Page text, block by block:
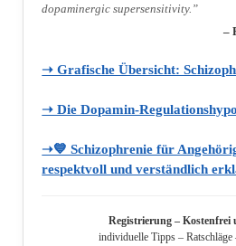
dopaminergic supersensitivity.”
–
➝ Grafische Übersicht:
➝ Die
➝💙 Schizophrenie für
respektvoll und verständlich
Registrierung – Kostenfrei
individuelle Tipps – Ratschläge